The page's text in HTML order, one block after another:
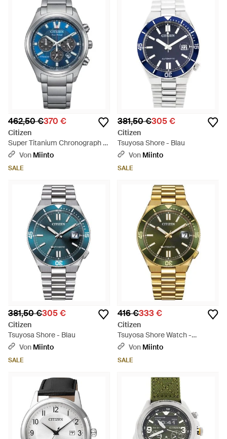
462,50 €370 €
Citizen
Super Titanium Chronograph -
Mettallic
Von Miinto
SALE
381,50 €305 €
Citizen
Tsuyosa Shore - Blau
Von Miinto
SALE
381,50 €305 €
Citizen
Tsuyosa Shore - Blau
Von Miinto
SALE
416 €333 €
Citizen
Tsuyosa Shore Watch -
Mettallic
Von Miinto
SALE